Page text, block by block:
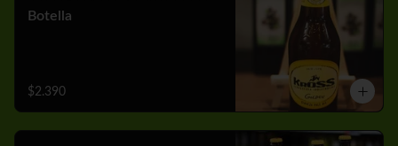
Botella
$2.390